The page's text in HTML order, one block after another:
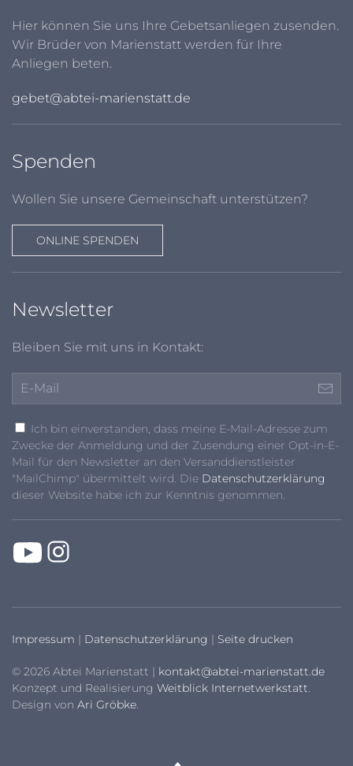
Hier können Sie uns Ihre Gebetsanliegen zusenden.
Wir Brüder von Marienstatt werden für Ihre
Anliegen beten.
gebet@abtei-marienstatt.de
Spenden
Wollen Sie unsere Gemeinschaft unterstützen?
ONLINE SPENDEN
Newsletter
Bleiben Sie mit uns in Kontakt:
Ich bin einverstanden, dass meine E-Mail-Adresse zum
Zwecke der Anmeldung und der Zusendung einer Opt-in-E-
Mail für den Newsletter an den Versanddienstleister
"MailChimp" übermittelt wird. Die Datenschutzerklärung
dieser Website habe ich zur Kenntnis genommen.
Impressum | Datenschutzerklärung | Seite drucken
© 2026 Abtei Marienstatt | kontakt@abtei-marienstatt.de
Konzept und Realisierung Weitblick Internetwerkstatt.
Design von Ari Gröbke.